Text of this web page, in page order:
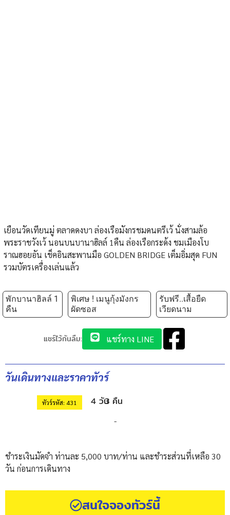
เยือนวัดเทียนมู่ ตลาดดงบา ล่องเรือมังกรชมดนตรีเว้ นั่งสามล้อ
พระราชวังเว้ นอนบนบานาฮิลล์ 1คืน ล่องเรือกระด้ง ชมเมืองโบ
ราณฮอยอัน เช็คอินสะพานมือ GOLDEN BRIDGE เต็มอิ่มสุด FUN
รวมบัตรเครื่องเล่นแล้ว
พักบานาฮิลล์ 1
คืน
พิเศษ ! เมนูกุ้งมังกร
ผัดซอส
รับฟรี..เสื้อยืด
เวียดนาม
แชร์ไว้กันลืม: แชร์ทาง LINE
วันเดินทางและราคาทัวร์
ทัวร์รหัส: 431 4 วัน3 คืน
-
ชำระเงินมัดจำ ท่านละ 5,000 บาท/ท่าน และชำระส่วนที่เหลือ 30
วัน ก่อนการเดินทาง
สนใจจองทัวร์นี้